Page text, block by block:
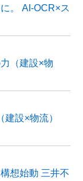
。 AI-OCR×ス
（建設×物
設×物流）
想始動 三井不